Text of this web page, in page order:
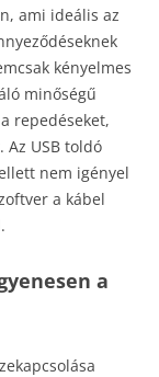
ami ideális az
kényelmes
minőségű
repedéseket,
USB toldó
nem igényel
a kábel
a